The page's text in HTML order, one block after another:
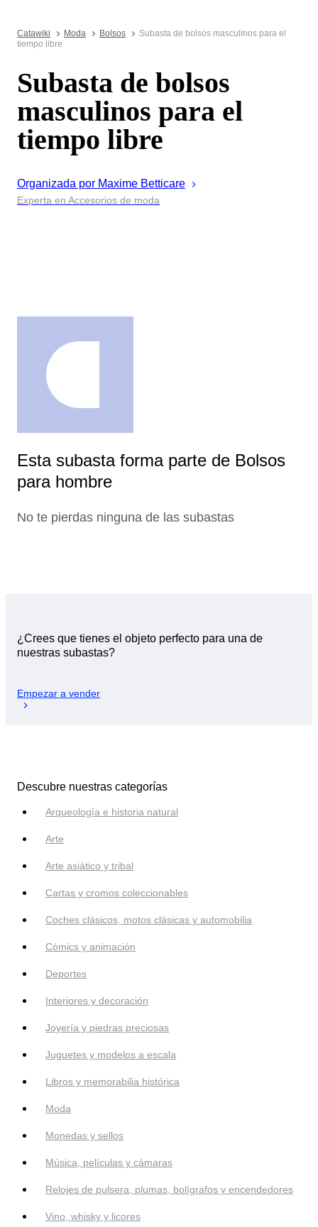
Catawiki Moda Bolsos
Subasta de bolsos masculinos para el
tiempo libre
Subasta de bolsos
masculinos para el
tiempo libre
Organizada por Maxime Betticare
Experta en Accesorios de moda
Esta subasta forma parte de Bolsos
para hombre
No te pierdas ninguna de las subastas
¿Crees que tienes el objeto perfecto para una de
nuestras subastas?
Empezar a vender
Descubre nuestras categorías
Arqueología e historia natural
Arte
Arte asiático y tribal
Cartas y cromos coleccionables
Coches clásicos, motos clásicas y automobilia
Cómics y animación
Deportes
Interiores y decoración
Joyería y piedras preciosas
Juguetes y modelos a escala
Libros y memorabilia histórica
Moda
Monedas y sellos
Música, películas y cámaras
Relojes de pulsera, plumas, bolígrafos y encendedores
Vino, whisky y licores